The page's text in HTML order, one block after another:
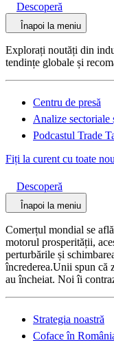
Descoperă
Înapoi la meniu
Explorați noutăți din
tendințe globale și
Centru de presă
Analize sectoriale
Podcastul Trade
Fiți la curent cu toate
Descoperă
Înapoi la meniu
Comerțul mondial se
motorul prosperității,
perturbările și
încrederea.Unii spun că
au încheiat. Noi îi
Strategia noastră
Coface în